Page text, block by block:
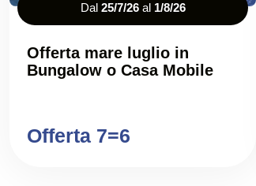
Dal 25/7/26al 1/8/26
Offerta mare luglio in
Bungalow o Casa Mobile
Offerta 7=6